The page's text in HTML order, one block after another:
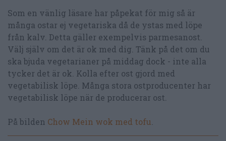
Som en vänlig läsare har påpekat för mig så är
många ostar ej vegetariska då de ystas med löpe
från kalv. Detta gäller exempelvis parmesanost.
Välj själv om det är ok med dig. Tänk på det om du
ska bjuda vegetarianer på middag dock - inte alla
tycker det är ok. Kolla efter ost gjord med
vegetabilisk löpe. Många stora ostproducenter har
vegetabilisk löpe när de producerar ost.
På bilden Chow Mein wok med tofu.